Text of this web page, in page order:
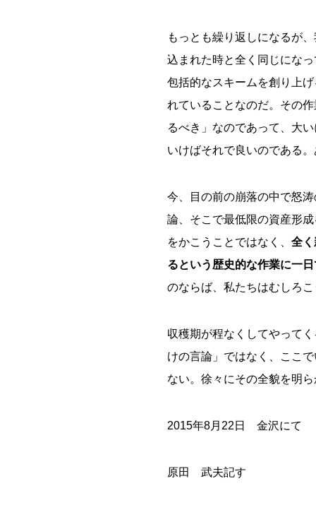
もっとも繰り返しになるが
込まれた時と全く同じにな
包括的なスキームを創り上
れていることなのだ。その
るべき」なのであって、大
いけばそれで良いのである
今、目の前の崩落の中で怒
論、そこで最低限の資産形
をかこうことではなく、 全
るという歴史的な作業に一
のならば、私たちはむしろ
収穫期が程なくしてやって
けの言論」ではなく、ここ
ない。徐々にその全貌を明
2015年8月22日 金沢にて
原田 武夫記す